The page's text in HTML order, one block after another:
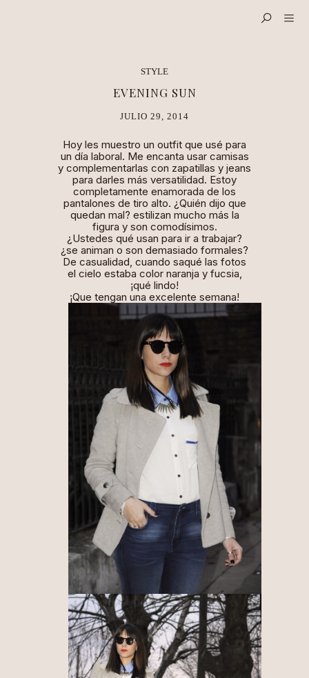
STYLE
EVENING SUN
JULIO 29, 2014
Hoy les muestro un outfit que usé para
un día laboral. Me encanta usar camisas
y complementarlas con zapatillas y jeans
para darles más versatilidad. Estoy
completamente enamorada de los
pantalones de tiro alto. ¿Quién dijo que
quedan mal? estilizan mucho más la
figura y son comodísimos.
¿Ustedes qué usan para ir a trabajar?
¿se animan o son demasiado formales?
De casualidad, cuando saqué las fotos
el cielo estaba color naranja y fucsia,
¡qué lindo!
¡Que tengan una excelente semana!